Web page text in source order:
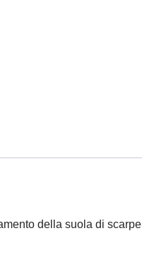
della suola di scarpe